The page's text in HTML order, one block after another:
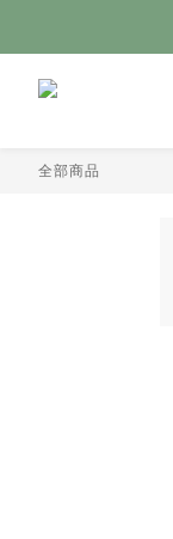
全部商品